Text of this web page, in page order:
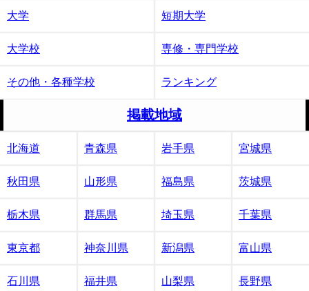
大学 短期大学
大学校 専修・専門学校
その他・各種学校 ランキング
掲載地域
北海道 青森県 岩手県 宮城県
秋田県 山形県 福島県 茨城県
栃木県 群馬県 埼玉県 千葉県
東京都 神奈川県 新潟県 富山県
石川県 福井県 山梨県 長野県